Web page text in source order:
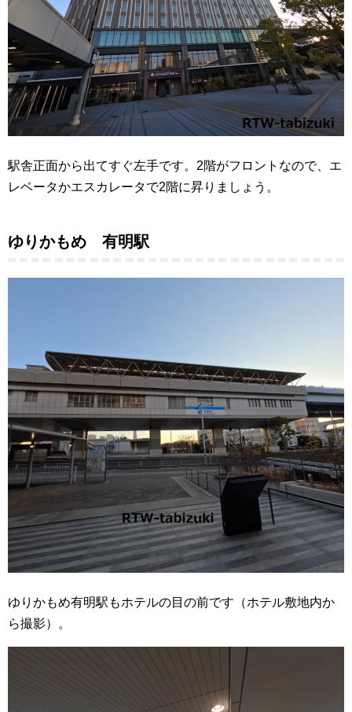
駅舎正面から出てすぐ左手です。2階がフロントなので、エ
レベータかエスカレータで2階に昇りましょう。
ゆりかもめ 有明駅
ゆりかもめ有明駅もホテルの目の前です（ホテル敷地内か
ら撮影）。